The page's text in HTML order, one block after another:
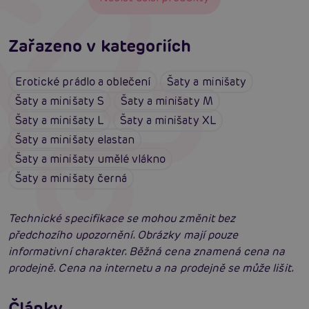
Zařazeno v kategoriích
Erotické prádlo a oblečení
Šaty a minišaty
Šaty a minišaty S
Šaty a minišaty M
Šaty a minišaty L
Šaty a minišaty XL
Šaty a minišaty elastan
Šaty a minišaty umělé vlákno
Šaty a minišaty černá
Technické specifikace se mohou změnit bez
předchozího upozornění. Obrázky mají pouze
informativní charakter. Běžná cena znamená cena na
prodejně. Cena na internetu a na prodejně se může lišit.
neodolatelně sexy